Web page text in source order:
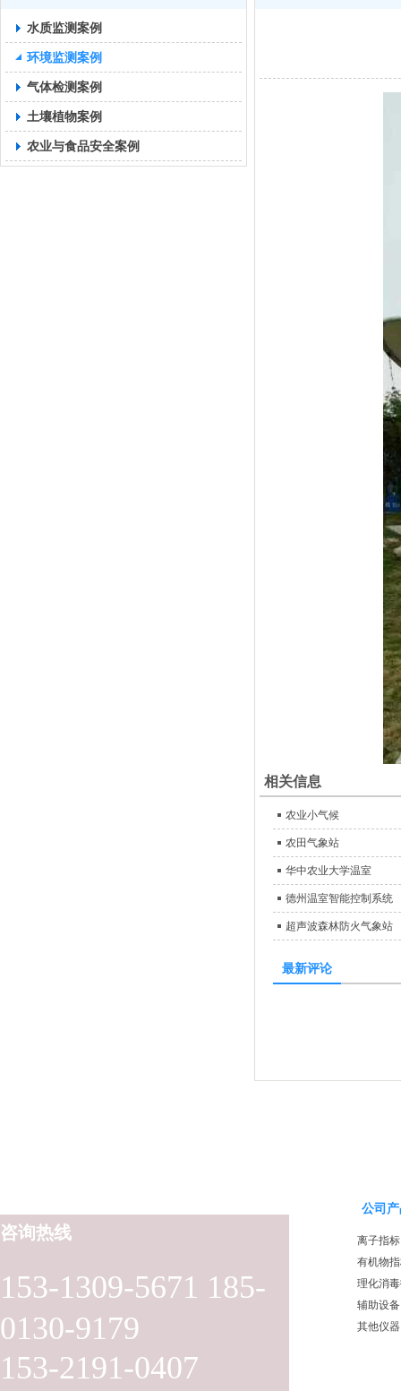
水质监测案例
环境监测案例
气体检测案例
土壤植物案例
农业与食品安全案例
相关信息
农业小气候
农田气象站
华中农业大学温室
德州温室智能控制系统
超声波森林防火气象站
最新评论
153-1309-5671 185-
0130-9179
153-2191-0407
咨询热线
公司
离子指标
有机物
理化消
辅助设备
其他仪器